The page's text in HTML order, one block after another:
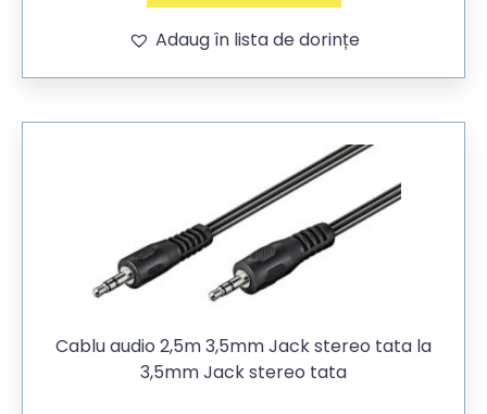
Adaug în lista de dorințe
Cablu audio 2,5m 3,5mm Jack stereo tata la
3,5mm Jack stereo tata